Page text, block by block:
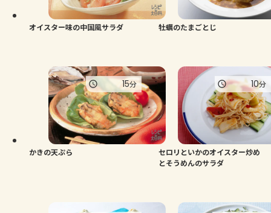
オイスター味の中国風サラダ 牡蠣のたまごとじ
かきの天ぷら
15分
セロリといかのオイスター炒め
とそうめんのサラダ
10分